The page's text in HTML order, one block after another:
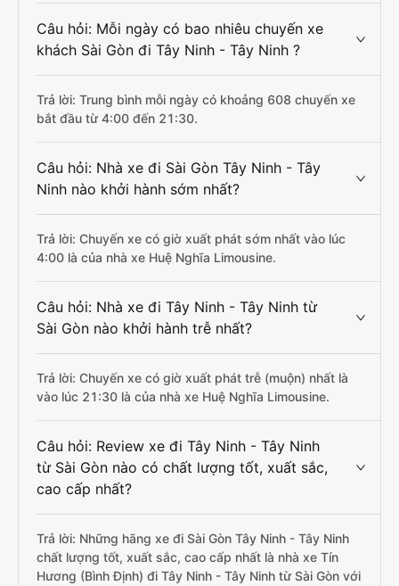
Câu hỏi: Mỗi ngày có bao nhiêu chuyến xe
khách Sài Gòn đi Tây Ninh - Tây Ninh ?
Trả lời: Trung bình mỗi ngày có khoảng 608 chuyến xe
bắt đầu từ 4:00 đến 21:30.
Câu hỏi: Nhà xe đi Sài Gòn Tây Ninh - Tây
Ninh nào khởi hành sớm nhất?
Trả lời: Chuyến xe có giờ xuất phát sớm nhất vào lúc
4:00 là của nhà xe Huệ Nghĩa Limousine.
Câu hỏi: Nhà xe đi Tây Ninh - Tây Ninh từ
Sài Gòn nào khởi hành trễ nhất?
Trả lời: Chuyến xe có giờ xuất phát trễ (muộn) nhất là
vào lúc 21:30 là của nhà xe Huệ Nghĩa Limousine.
Câu hỏi: Review xe đi Tây Ninh - Tây Ninh
từ Sài Gòn nào có chất lượng tốt, xuất sắc,
cao cấp nhất?
Trả lời: Những hãng xe đi Sài Gòn Tây Ninh - Tây Ninh
chất lượng tốt, xuất sắc, cao cấp nhất là nhà xe Tín
Hương (Bình Định) đi Tây Ninh - Tây Ninh từ Sài Gòn với